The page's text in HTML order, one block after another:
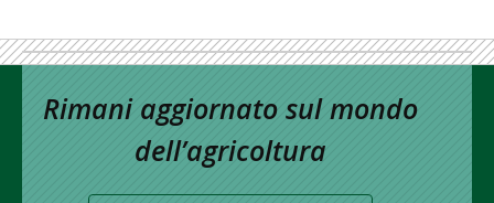
Rimani aggiornato sul mondo
dell’agricoltura